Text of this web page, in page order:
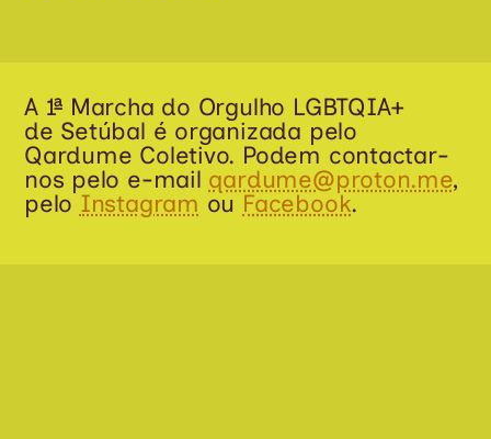
A 1ª Marcha do Orgulho LGBTQIA+
de Setúbal é organizada pelo
Qardume Coletivo. Podem contactar-
nos pelo e-mail qardume@proton.me,
pelo Instagram ou Facebook.